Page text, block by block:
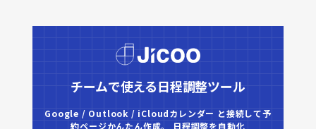
チームで使える日程調整ツール
Google / Outlook / iCloudカレンダー と接続して予
約ページかんたん作成。 日程調整を自動化